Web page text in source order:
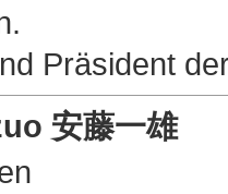
Präsident
安藤一雄